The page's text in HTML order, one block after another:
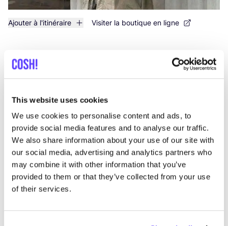
This website uses cookies
We use cookies to personalise content and ads, to
provide social media features and to analyse our traffic.
We also share information about your use of our site with
our social media, advertising and analytics partners who
may combine it with other information that you’ve
provided to them or that they’ve collected from your use
of their services.
Ajouter à l'itinéraire Visiter la boutique en ligne
Autres marques
C